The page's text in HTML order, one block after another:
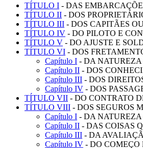
TÍTULO I - DAS
TÍTULO II - DOS
TÍTULO III - DOS CAPITÃES
TÍTULO IV - DO PILOTO E
TÍTULO V - DO AJUSTE E
TÍTULO VI - DOS
Capítulo I - DA NATUREZA
Capítulo II - DOS
Capítulo III - DOS
Capítulo IV - DOS
TÍTULO VII - DO CONTRATO
TÍTULO VIII - DOS SEGUROS
Capítulo I - DA NATUREZA
Capítulo II - DAS COISAS
Capítulo III - DA
Capítulo IV - DO COMEÇO